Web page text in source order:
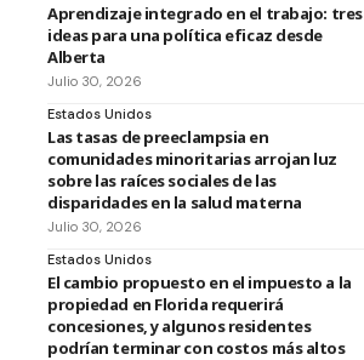
Aprendizaje integrado en el trabajo: tres
ideas para una política eficaz desde
Alberta
Julio 30, 2026
Estados Unidos
Las tasas de preeclampsia en
comunidades minoritarias arrojan luz
sobre las raíces sociales de las
disparidades en la salud materna
Julio 30, 2026
Estados Unidos
El cambio propuesto en el impuesto a la
propiedad en Florida requerirá
concesiones, y algunos residentes
podrían terminar con costos más altos